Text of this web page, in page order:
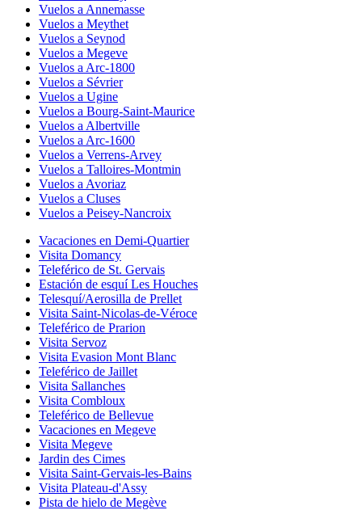
Vuelos a Annemasse
Vuelos a Meythet
Vuelos a Seynod
Vuelos a Megeve
Vuelos a Arc-1800
Vuelos a Sévrier
Vuelos a Ugine
Vuelos a Bourg-Saint-Maurice
Vuelos a Albertville
Vuelos a Arc-1600
Vuelos a Verrens-Arvey
Vuelos a Talloires-Montmin
Vuelos a Avoriaz
Vuelos a Cluses
Vuelos a Peisey-Nancroix
Vacaciones en Demi-Quartier
Visita Domancy
Teleférico de St. Gervais
Estación de esquí Les Houches
Telesquí/Aerosilla de Prellet
Visita Saint-Nicolas-de-Véroce
Teleférico de Prarion
Visita Servoz
Visita Evasion Mont Blanc
Teleférico de Jaillet
Visita Sallanches
Visita Combloux
Teleférico de Bellevue
Vacaciones en Megeve
Visita Megeve
Jardin des Cimes
Visita Saint-Gervais-les-Bains
Visita Plateau-d'Assy
Pista de hielo de Megève